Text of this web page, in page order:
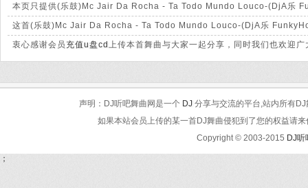
320Kbps，音质方面绝对保证清脆高清晰。
本页只提供(乐鼓)Mc Jair Da Rocha - Ta Todo Mundo Louco-(DjA乐
页面下载。
这首(乐鼓)Mc Jair Da Rocha - Ta Todo Mundo Louco-(DjA乐
系，我们会及时处理。
衷心感谢会员 充值u盘cd 上传本首舞曲与大家一起分享，同时我们也欢迎
声明：DJ听吧舞曲网是一个 DJ 分享与交流的平台,站内所有
如果本站会员上传的某一首DJ舞曲侵犯到了您的权益请
Copyright © 2003-2015 DJ
；